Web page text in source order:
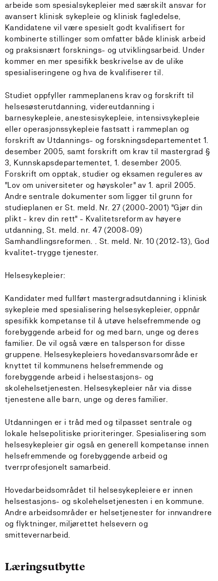
arbeide som spesialsykepleier med særskilt ansvar for
avansert klinisk sykepleie og klinisk fagledelse,
Kandidatene vil være spesielt godt kvalifisert for
kombinerte stillinger som omfatter både klinisk arbeid
og praksisnært forsknings- og utviklingsarbeid. Under
kommer en mer spesifikk beskrivelse av de ulike
spesialiseringene og hva de kvalifiserer til.
Studiet oppfyller rammeplanens krav og forskrift til
helsesøsterutdanning, videreutdanning i
barnesykepleie, anestesisykepleie, intensivsykepleie
eller operasjonssykepleie fastsatt i rammeplan og
forskrift av Utdannings- og forskningsdepartementet 1.
desember 2005, samt forskrift om krav til mastergrad §
3, Kunnskapsdepartementet, 1. desember 2005.
Forskrift om opptak, studier og eksamen reguleres av
"Lov om universiteter og høyskoler" av 1. april 2005.
Andre sentrale dokumenter som ligger til grunn for
studieplanen er St. meld. Nr. 27 (2000-2001) "Gjør din
plikt - krev din rett" - Kvalitetsreform av høyere
utdanning, St. meld. nr. 47 (2008-09)
Samhandlingsreformen. . St. meld. Nr. 10 (2012-13), God
kvalitet-trygge tjenester.
Helsesykepleier:
Kandidater med fullført mastergradsutdanning i klinisk
sykepleie med spesialisering helsesykepleier, oppnår
spesifikk kompetanse til å utøve helsefremmende og
forebyggende arbeid for og med barn, unge og deres
familier. De vil også være en talsperson for disse
gruppene. Helsesykepleiers hovedansvarsområde er
knyttet til kommunens helsefremmende og
forebyggende arbeid i helsestasjons- og
skolehelsetjenesten. Helsesykepleier når via disse
tjenestene alle barn, unge og deres familier.
Utdanningen er i tråd med og tilpasset sentrale og
lokale helsepolitiske prioriteringer. Spesialisering som
helsesykepleier gir også en generell kompetanse innen
helsefremmende og forebyggende arbeid og
tverrprofesjonelt samarbeid.
Hovedarbeidsområdet til helsesykepleiere er innen
helsestasjons- og skolehelsetjenesten i en kommune.
Andre arbeidsområder er helsetjenester for innvandrere
og flyktninger, miljørettet helsevern og
smittevernarbeid.
Læringsutbytte